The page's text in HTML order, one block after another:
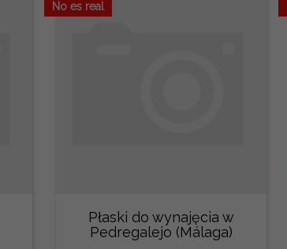
No es real
Płaski do wynajęcia w
Pedregalejo (Málaga)